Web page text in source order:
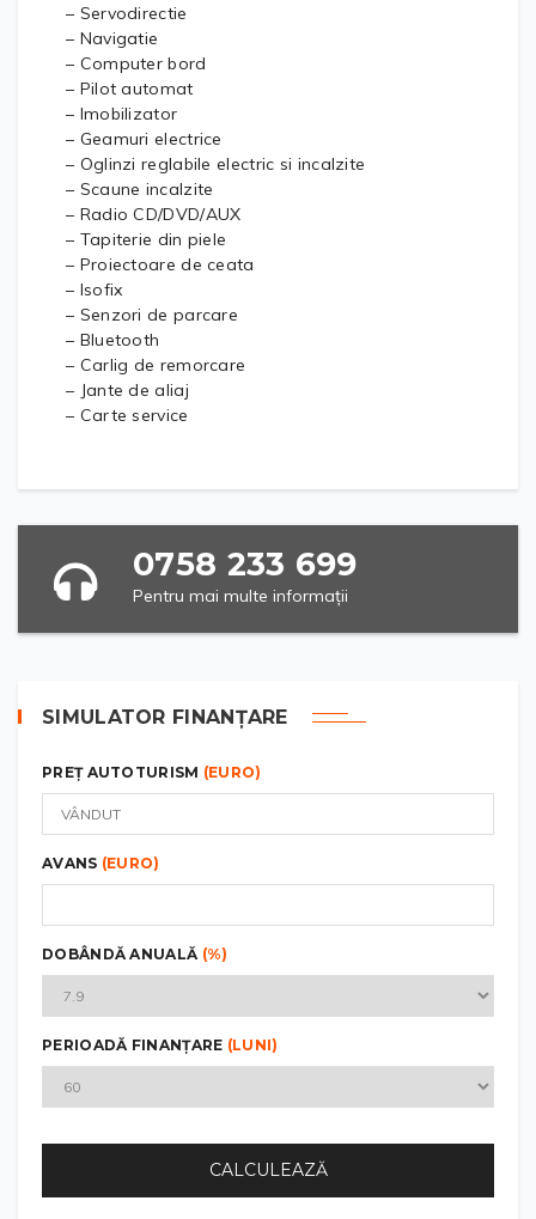
– Servodirectie
– Navigatie
– Computer bord
– Pilot automat
– Imobilizator
– Geamuri electrice
– Oglinzi reglabile electric si incalzite
– Scaune incalzite
– Radio CD/DVD/AUX
– Tapiterie din piele
– Proiectoare de ceata
– Isofix
– Senzori de parcare
– Bluetooth
– Carlig de remorcare
– Jante de aliaj
– Carte service
0758 233 699
Pentru mai multe informații
SIMULATOR FINANȚARE
PREȚ AUTOTURISM (EURO)
AVANS (EURO)
DOBÂNDĂ ANUALĂ (%)
PERIOADĂ FINANȚARE (LUNI)
CALCULEAZĂ